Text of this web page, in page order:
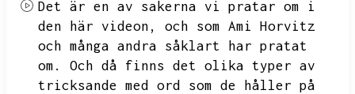
Det är en av sakerna vi pratar om i
den här videon,
och som Ami Horvitz
och många andra såklart har pratat
om.
Och då finns det olika typer av
tricksande med ord som de håller på